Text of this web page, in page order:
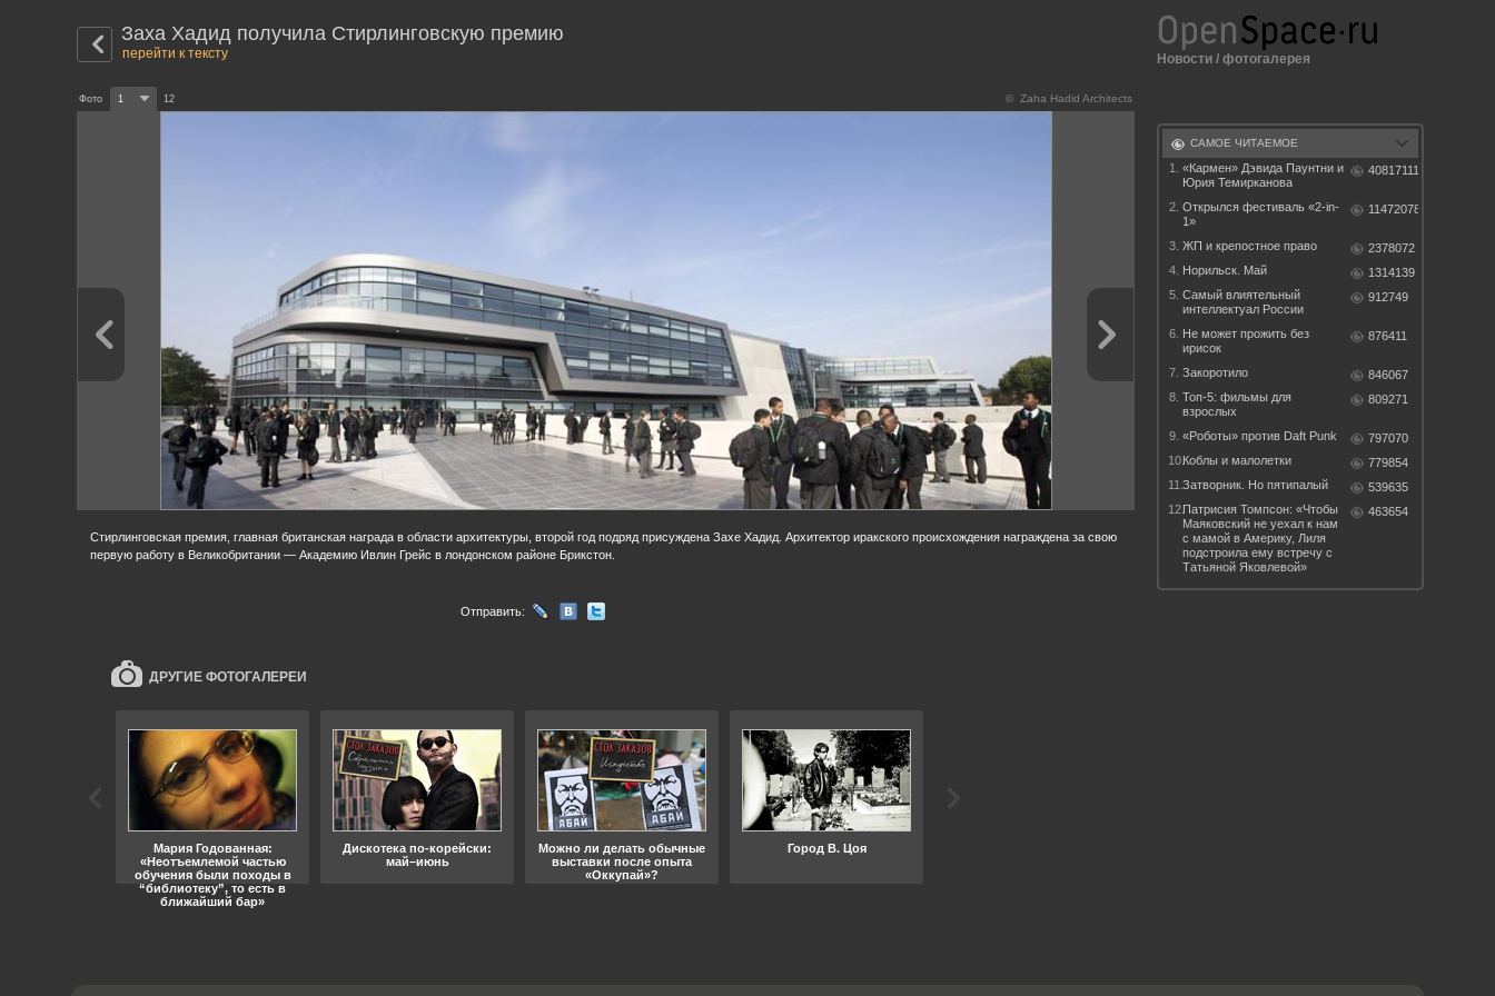
Заха Хадид получила Стирлинговскую премию
перейти к тексту
© Zaha Hadid Architects
Фото 1 12
Стирлинговская премия, главная британская награда в области архитектуры, второй год подряд присуждена Захе Хадид. Архитектор иракского происхождения награждена за свою
первую работу в Великобритании — Академию Ивлин Грейс в лондонском районе Брикстон.
Отправить:
ДРУГИЕ ФОТОГАЛЕРЕИ
Мария Годованная:
«Неотъемлемой частью
обучения были походы в
“библиотеку”, то есть в
ближайший бар»
Дискотека по-корейски:
май–июнь
Можно ли делать обычные
выставки после опыта
«Оккупай»?
Город В. Цоя
Новости / фотогалерея
САМОЕ ЧИТАЕМОЕ
1.
«Кармен» Дэвида Паунтни и
Юрия Темирканова
40817111
2. Открылся фестиваль «2-in-
1»
11472078
3. ЖП и крепостное право
2378072
4. Норильск. Май
1314139
5. Самый влиятельный
интеллектуал России
912749
6. Не может прожить без
ирисок
876411
7. Закоротило
846067
8. Топ-5: фильмы для
взрослых
809271
9. «Роботы» против Daft Punk
797070
10.Коблы и малолетки
779854
11.Затворник. Но пятипалый
539635
12.Патрисия Томпсон: «Чтобы
Маяковский не уехал к нам
с мамой в Америку, Лиля
подстроила ему встречу с
Татьяной Яковлевой»
463654